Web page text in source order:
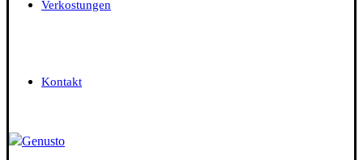
Verkostungen
Kontakt